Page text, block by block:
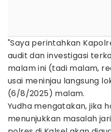
"Saya perintahkan
audit dan investigasi
malam ini (tadi malam,
usai meninjau langsung
(6/8/2025) malam.
Yudha mengatakan, jika
menunjukkan masalah